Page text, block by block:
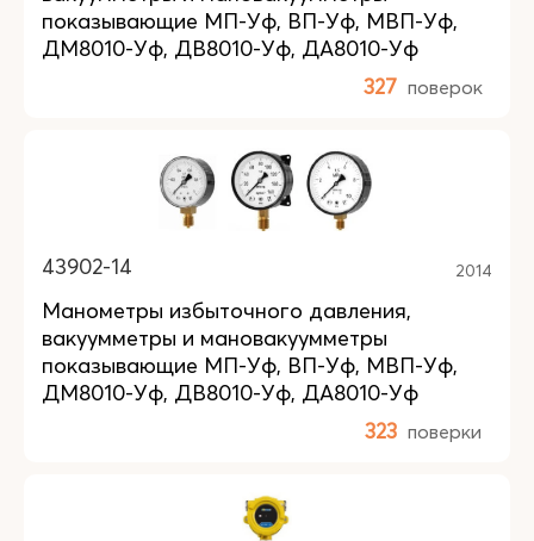
показывающие МП-Уф, ВП-Уф, МВП-Уф,
ДМ8010-Уф, ДВ8010-Уф, ДА8010-Уф
327 поверок
43902-14 2014
Манометры избыточного давления,
вакуумметры и мановакуумметры
показывающие МП-Уф, ВП-Уф, МВП-Уф,
ДМ8010-Уф, ДВ8010-Уф, ДА8010-Уф
323 поверки